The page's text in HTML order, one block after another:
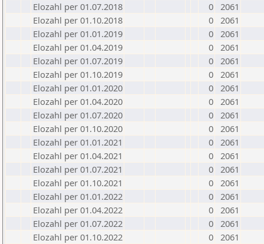
Elozahl per 01.07.2018
0 2061
Elozahl per 01.10.2018
0 2061
Elozahl per 01.01.2019
0 2061
Elozahl per 01.04.2019
0 2061
Elozahl per 01.07.2019
0 2061
Elozahl per 01.10.2019
0 2061
Elozahl per 01.01.2020
0 2061
Elozahl per 01.04.2020
0 2061
Elozahl per 01.07.2020
0 2061
Elozahl per 01.10.2020
0 2061
Elozahl per 01.01.2021
0 2061
Elozahl per 01.04.2021
0 2061
Elozahl per 01.07.2021
0 2061
Elozahl per 01.10.2021
0 2061
Elozahl per 01.01.2022
0 2061
Elozahl per 01.04.2022
0 2061
Elozahl per 01.07.2022
0 2061
Elozahl per 01.10.2022
0 2061